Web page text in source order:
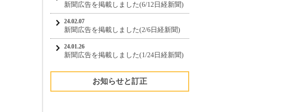
新聞広告を掲載しました(6/12日経新聞)
24.02.07
新聞広告を掲載しました(2/6日経新聞)
24.01.26
新聞広告を掲載しました(1/24日経新聞)
お知らせと訂正